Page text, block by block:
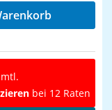
mtl.
bei 12 Raten